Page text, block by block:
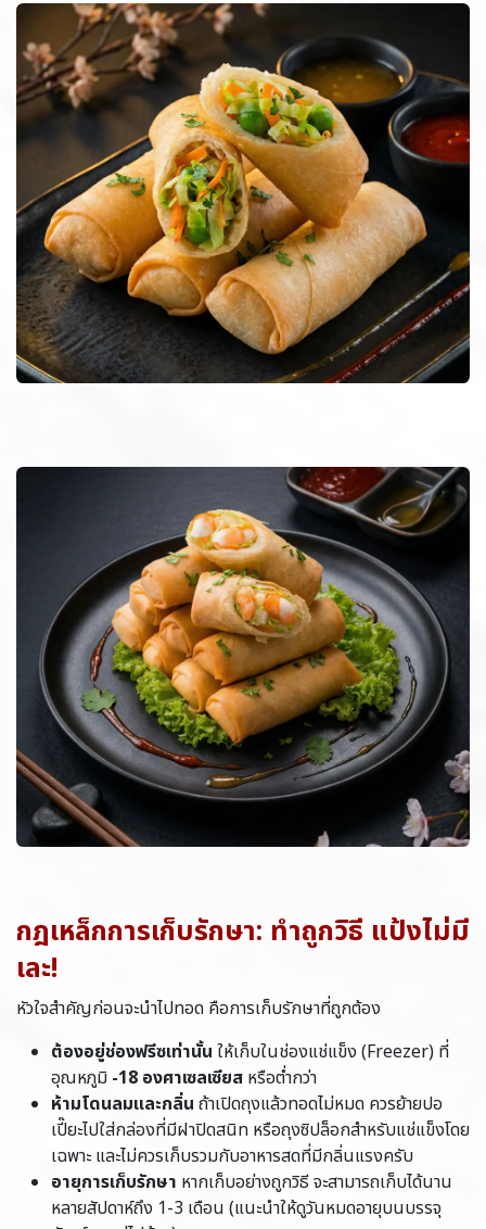
กฎเหล็กการเก็บรักษา: ทำถูกวิธี แป้งไม่มี
เละ!
หัวใจสำคัญก่อนจะนำไปทอด คือการเก็บรักษาที่ถูกต้อง
ต้องอยู่ช่องฟรีซเท่านั้น ให้เก็บในช่องแช่แข็ง (Freezer) ที่
อุณหภูมิ -18 องศาเซลเซียส หรือต่ำกว่า
ห้ามโดนลมและกลิ่น ถ้าเปิดถุงแล้วทอดไม่หมด ควรย้ายปอ
เปี๊ยะไปใส่กล่องที่มีฝาปิดสนิท หรือถุงซิปล็อกสำหรับแช่แข็งโดย
เฉพาะ และไม่ควรเก็บรวมกับอาหารสดที่มีกลิ่นแรงครับ
อายุการเก็บรักษา หากเก็บอย่างถูกวิธี จะสามารถเก็บได้นาน
หลายสัปดาห์ถึง 1-3 เดือน (แนะนำให้ดูวันหมดอายุบนบรรจุ